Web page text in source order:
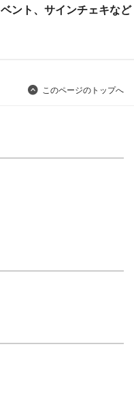
ント、サインチェキなど
このページのトップへ